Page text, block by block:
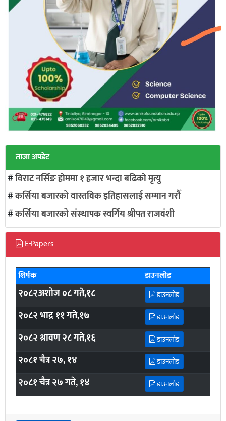
ताजा अपडेट
#विराट नर्सिङ हाेममा १ हजार भन्दा बढिकाे मृत्यु
#कर्सिया बजारको वास्तविक इतिहासलाई सम्मान गरौँ
#कर्सिया बजारको संस्थापक स्वर्गिय श्रीपत राजवंशी
E-Papers
शिर्षक डाउनलोड
२०८२अशोज ०८ गते,१८ डाउनलोड
२०८२ भाद्र ११ गते,१७ डाउनलोड
२०८२ श्रावण २८ गते,१६ डाउनलोड
२०८१ चैत्र २७, १४ डाउनलोड
२०८१ चैत्र २७ गते, १४ डाउनलोड